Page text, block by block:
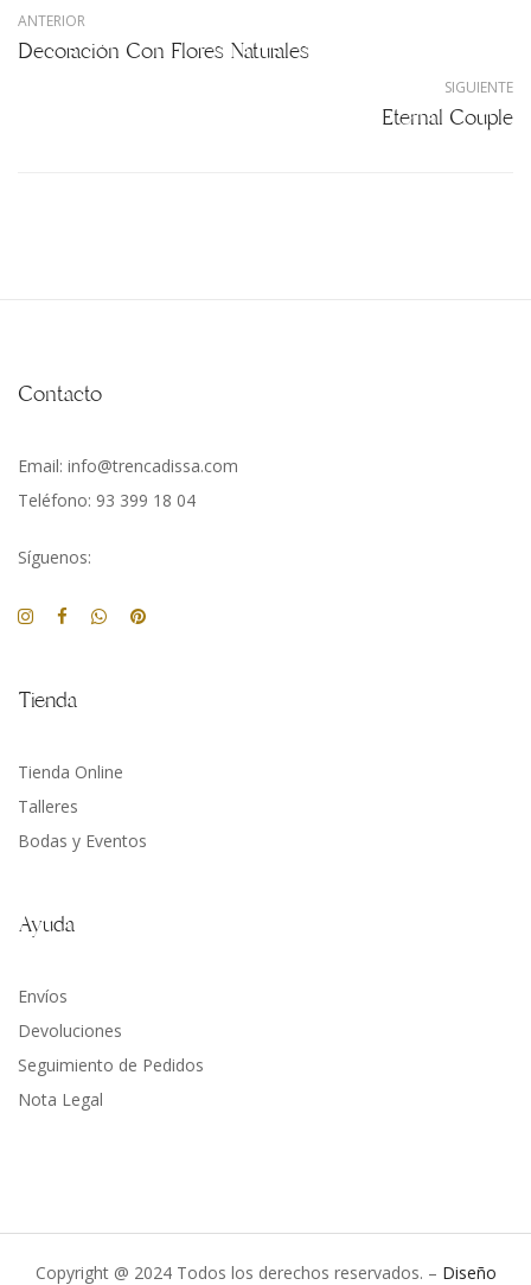
ANTERIOR
Decoración Con Flores Naturales
SIGUIENTE
Eternal Couple
Contacto
Email: info@trencadissa.com
Teléfono: 93 399 18 04
Síguenos:
Tienda
Tienda Online
Talleres
Bodas y Eventos
Ayuda
Envíos
Devoluciones
Seguimiento de Pedidos
Nota Legal
Copyright @ 2024 Todos los derechos reservados. – Diseño